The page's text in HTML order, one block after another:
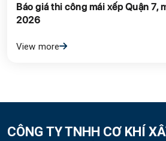
Báo giá thi công mái xếp Quận 7,
2026
View more
CÔNG TY TNHH CƠ KHÍ